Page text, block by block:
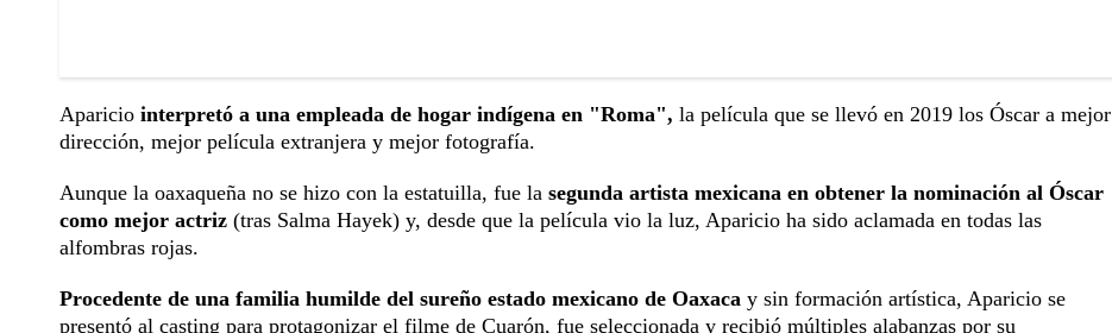
Aparicio interpretó a una empleada de hogar indígena en "Roma", la película que se llevó en 2019 los Óscar a mejor
dirección, mejor película extranjera y mejor fotografía.
Aunque la oaxaqueña no se hizo con la estatuilla, fue la segunda artista mexicana en obtener la nominación al Óscar
como mejor actriz (tras Salma Hayek) y, desde que la película vio la luz, Aparicio ha sido aclamada en todas las
alfombras rojas.
Procedente de una familia humilde del sureño estado mexicano de Oaxaca y sin formación artística, Aparicio se
presentó al casting para protagonizar el filme de Cuarón, fue seleccionada y recibió múltiples alabanzas por su